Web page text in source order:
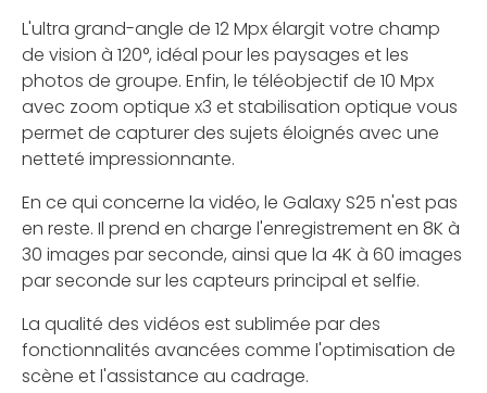
L'ultra grand-angle de 12 Mpx élargit votre champ
de vision à 120°, idéal pour les paysages et les
photos de groupe. Enfin, le téléobjectif de 10 Mpx
avec zoom optique x3 et stabilisation optique vous
permet de capturer des sujets éloignés avec une
netteté impressionnante.
En ce qui concerne la vidéo, le Galaxy S25 n'est pas
en reste. Il prend en charge l'enregistrement en 8K à
30 images par seconde, ainsi que la 4K à 60 images
par seconde sur les capteurs principal et selfie.
La qualité des vidéos est sublimée par des
fonctionnalités avancées comme l'optimisation de
scène et l'assistance au cadrage.